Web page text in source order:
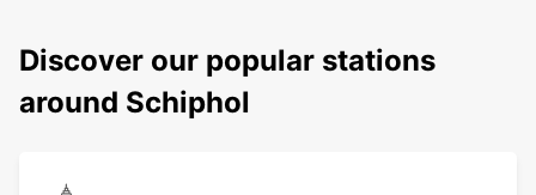
Discover our popular stations
around Schiphol